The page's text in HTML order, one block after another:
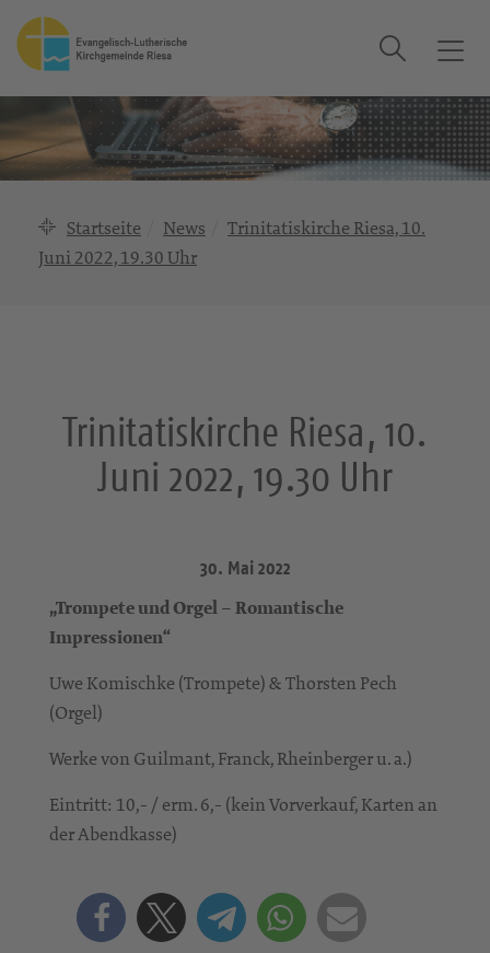
T
g
g
l
Suche
Startseite News
Trinitatiskirche Riesa, 10.
Juni 2022, 19.30 Uhr
Trinitatiskirche Riesa, 10.
Juni 2022, 19.30 Uhr
30. Mai 2022
„Trompete und Orgel – Romantische
Impressionen“
Uwe Komischke (Trompete) & Thorsten Pech
(Orgel)
Werke von Guilmant, Franck, Rheinberger u. a.)
Eintritt: 10,- / erm. 6,- (kein Vorverkauf, Karten an
der Abendkasse)